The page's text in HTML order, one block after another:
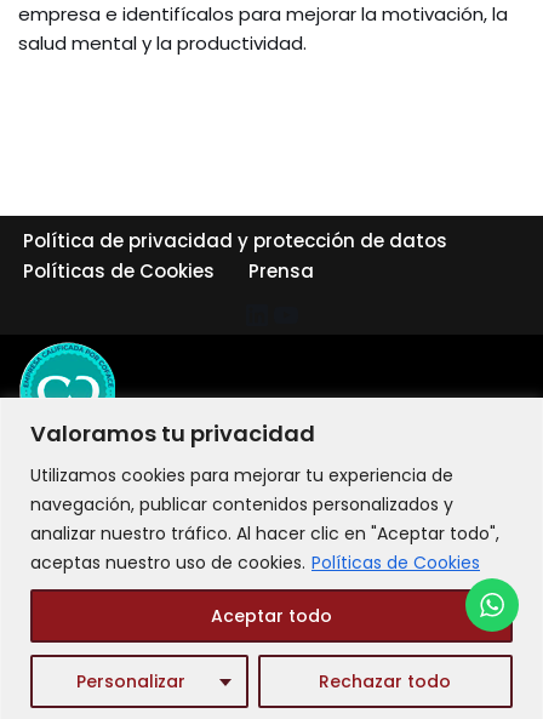
Valoramos tu privacidad
Utilizamos cookies para mejorar tu experiencia de
navegación, publicar contenidos personalizados y
analizar nuestro tráfico. Al hacer clic en "Aceptar todo",
aceptas nuestro uso de cookies. Políticas de Cookies
Personalizar Rechazar todo
Aceptar todo
empresa e identifícalos para mejorar la motivación, la
salud mental y la productividad.
Política de privacidad y protección de datos
Políticas de Cookies
Prensa
©2026 LIT Liderazgo Integral Transformacional - Todos los
derechos reservados.
LIT es un establecimiento comercial de SWebCol S.A.S.